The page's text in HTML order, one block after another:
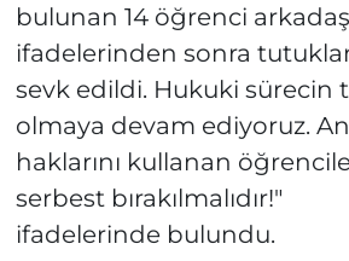
bulunan 14 öğrenci
ifadelerinden sonra
sevk edildi. Hukuki sürecin
olmaya devam ediyoruz.
haklarını kullanan
serbest bırakılmalıdır!"
ifadelerinde bulundu.